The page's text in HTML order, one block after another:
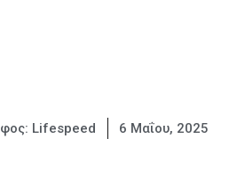
Lifespeed 6 Μαΐου, 2025